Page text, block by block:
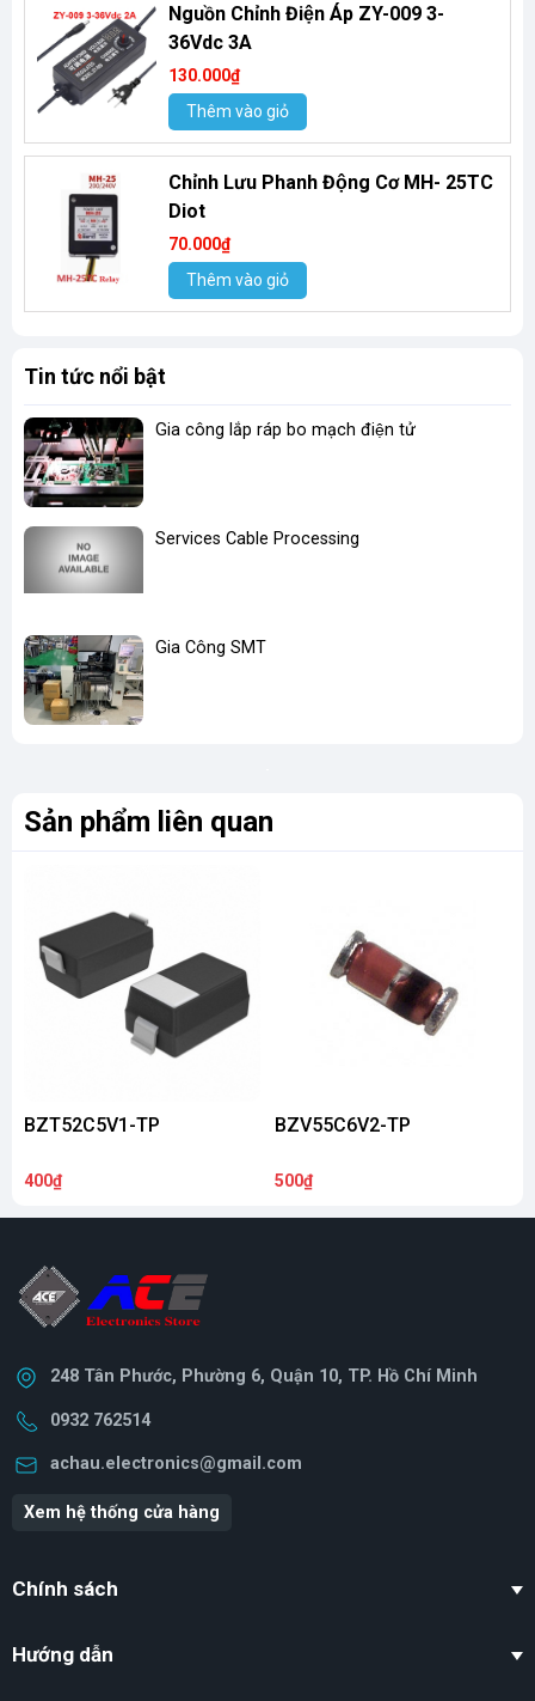
Nguồn Chỉnh Điện Áp ZY-009 3-
36Vdc 3A
130.000₫
Thêm vào giỏ
Chỉnh Lưu Phanh Động Cơ MH- 25TC
Diot
70.000₫
Thêm vào giỏ
Tin tức nổi bật
Gia công lắp ráp bo mạch điện tử
Services Cable Processing
Gia Công SMT
Sản phẩm liên quan
BZT52C5V1-TP
400₫
BZV55C6V2-TP
500₫
248 Tân Phước, Phường 6, Quận 10, TP. Hồ Chí Minh
0932 762514
achau.electronics@gmail.com
Xem hệ thống cửa hàng
Chính sách
Hướng dẫn